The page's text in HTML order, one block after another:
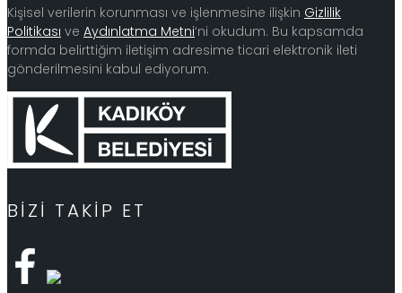
Kişisel verilerin korunması ve işlenmesine ilişkin Gizlilik
Politikası ve Aydınlatma Metni‘ni okudum. Bu kapsamda
formda belirttiğim iletişim adresime ticari elektronik ileti
gönderilmesini kabul ediyorum.
BIZI TAKIP ET